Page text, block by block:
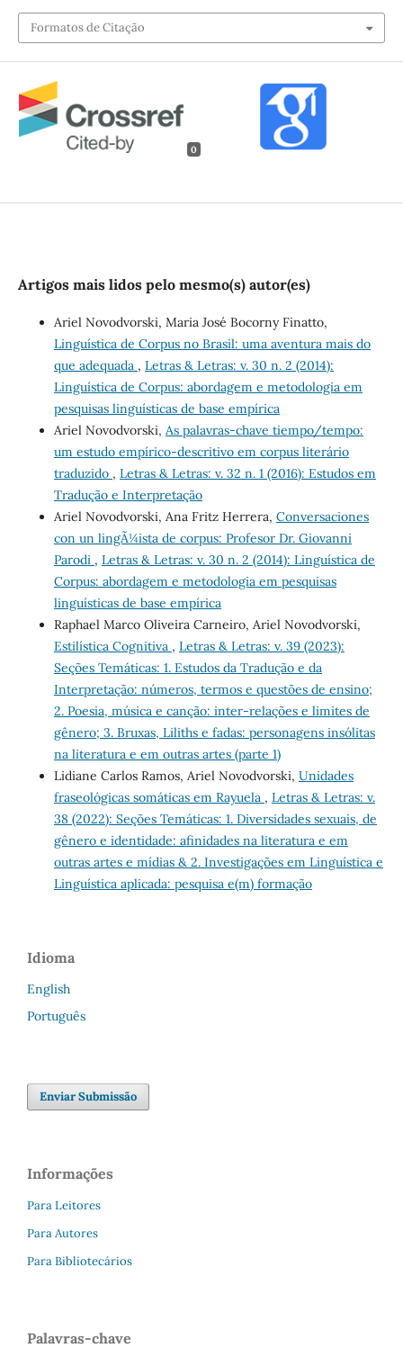
Formatos de Citação
0
Artigos mais lidos pelo mesmo(s) autor(es)
Ariel Novodvorski, Maria José Bocorny Finatto,
Linguística de Corpus no Brasil: uma aventura mais do
que adequada , Letras & Letras: v. 30 n. 2 (2014):
Linguística de Corpus: abordagem e metodologia em
pesquisas linguísticas de base empírica
Ariel Novodvorski, As palavras-chave tiempo/tempo:
um estudo empírico-descritivo em corpus literário
traduzido , Letras & Letras: v. 32 n. 1 (2016): Estudos em
Tradução e Interpretação
Ariel Novodvorski, Ana Fritz Herrera, Conversaciones
con un lingÃ¼ista de corpus: Profesor Dr. Giovanni
Parodi , Letras & Letras: v. 30 n. 2 (2014): Linguística de
Corpus: abordagem e metodologia em pesquisas
linguísticas de base empírica
Raphael Marco Oliveira Carneiro, Ariel Novodvorski,
Estilística Cognitiva , Letras & Letras: v. 39 (2023):
Seções Temáticas: 1. Estudos da Tradução e da
Interpretação: números, termos e questões de ensino;
2. Poesia, música e canção: inter-relações e limites de
gênero; 3. Bruxas, Liliths e fadas: personagens insólitas
na literatura e em outras artes (parte 1)
Lidiane Carlos Ramos, Ariel Novodvorski, Unidades
fraseológicas somáticas em Rayuela , Letras & Letras: v.
38 (2022): Seções Temáticas: 1. Diversidades sexuais, de
gênero e identidade: afinidades na literatura e em
outras artes e mídias & 2. Investigações em Linguística e
Linguística aplicada: pesquisa e(m) formação
Idioma
English
Português
Enviar Submissão
Informações
Para Leitores
Para Autores
Para Bibliotecários
Palavras-chave